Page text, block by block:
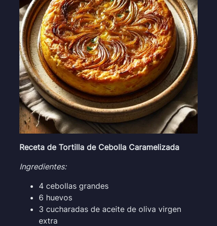
Receta de Tortilla de Cebolla Caramelizada
Ingredientes:
4 cebollas grandes
6 huevos
3 cucharadas de aceite de oliva virgen
extra